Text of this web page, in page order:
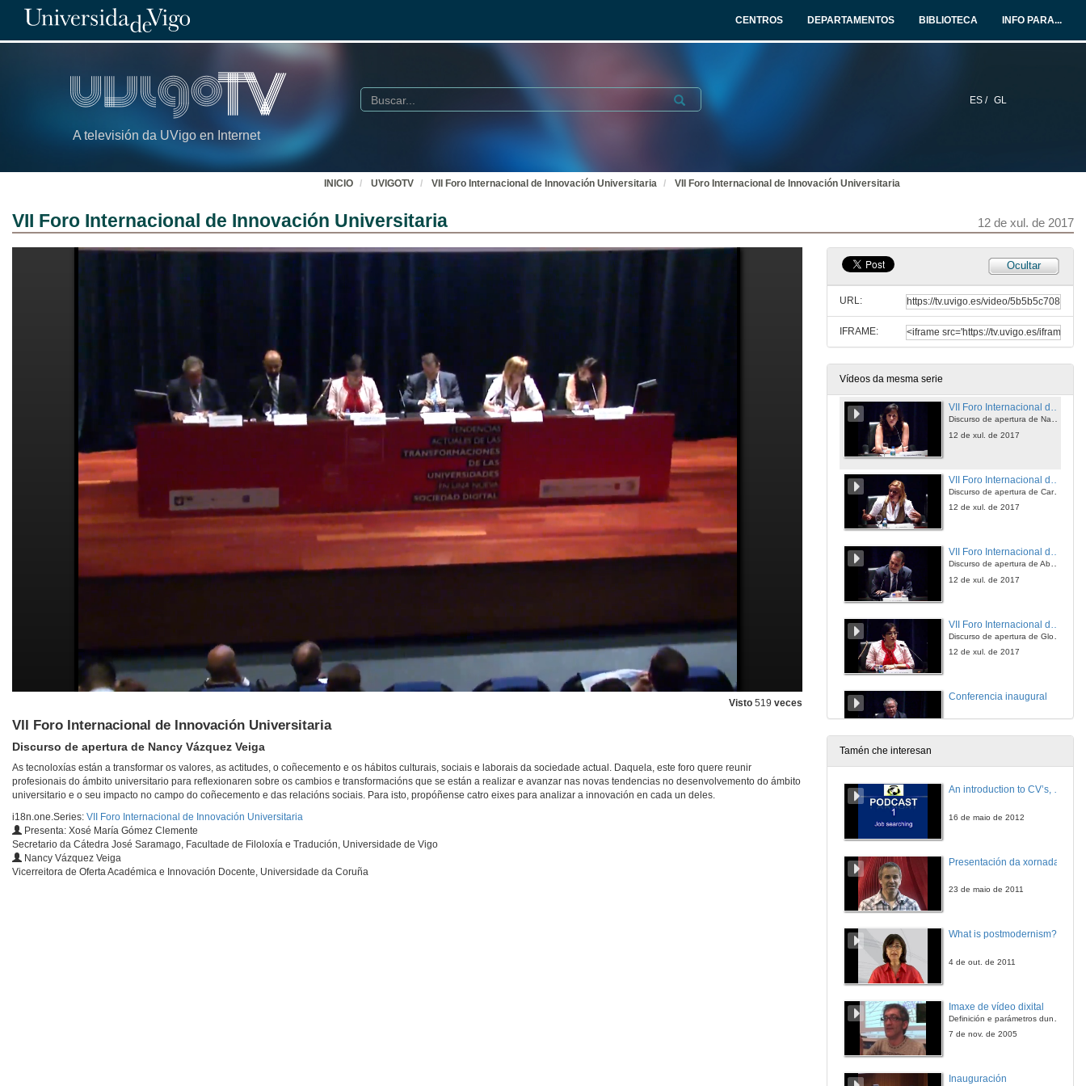
CENTROS DEPARTAMENTOS BIBLIOTECA INFO PARA...
A televisión da UVigo en Internet
ES / GL
Buscar Submit
INICIO UVIGOTV VII Foro Internacional de Innovación Universitaria VII Foro Internacional de Innovación Universitaria
VII Foro Internacional de Innovación Universitaria 12 de xul. de 2017
Visto 519 veces
VII Foro Internacional de Innovación Universitaria
Discurso de apertura de Nancy Vázquez Veiga
As tecnoloxías están a transformar os valores, as actitudes, o coñecemento e os hábitos culturais, sociais e laborais da sociedade actual. Daquela, este foro quere reunir
profesionais do ámbito universitario para reflexionaren sobre os cambios e transformacións que se están a realizar e avanzar nas novas tendencias no desenvolvemento do ámbito
universitario e o seu impacto no campo do coñecemento e das relacións sociais. Para isto, propóñense catro eixes para analizar a innovación en cada un deles.
i18n.one.Series: VII Foro Internacional de Innovación Universitaria
Presenta: Xosé María Gómez Clemente
Secretario da Cátedra José Saramago, Facultade de Filoloxía e Tradución, Universidade de Vigo
Nancy Vázquez Veiga
Vicerreitora de Oferta Académica e Innovación Docente, Universidade da Coruña
Ocultar
URL:
IFRAME:
Vídeos da mesma serie
VII Foro Internacional de Innovación Universitaria
Discurso de apertura de Aurelio Villa Sánchez
VII Foro Internacional de Innovación Universitaria
Discurso de apertura de Héctor Rodríguez Martínez
12 de xul. de 2017
VII Foro Internacional de Innovación Universitaria
Discurso de apertura de Nancy Vázquez Veiga
12 de xul. de 2017
Discurso de apertura de Carmela Silva
12 de xul. de 2017
VII Foro Internacional de Innovación Universitaria
Discurso de apertura de Abel Caballero
12 de xul. de 2017
Discurso de apertura de Gloria Pena Uris
12 de xul. de 2017
Conferencia inaugural
Reinventando a Universidade. Administración do cambio e cultura de innovación
12 de xul. de 2017
12 de xul. de 2017
Tamén che interesan
An introduction to CV’s, letters, and job searching
16 de maio de 2012
Presentación da xornada
23 de maio de 2011
What is postmodernism?
4 de out. de 2011
Imaxe de vídeo dixital
Definición e parámetros dunha imaxe dixital. Resolución e Aspecto. Profundidade da cor. Compresión. Frame por segundo. Entrelazado. Campos, cadros
7 de nov. de 2005
Inauguración